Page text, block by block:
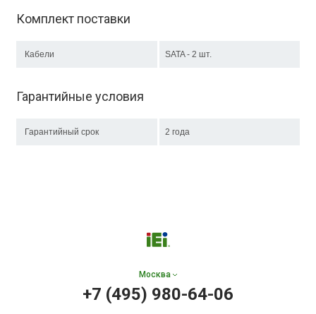
Комплект поставки
Кабели SATA - 2 шт.
Гарантийные условия
Гарантийный срок 2 года
Москва
+7 (495) 980-64-06